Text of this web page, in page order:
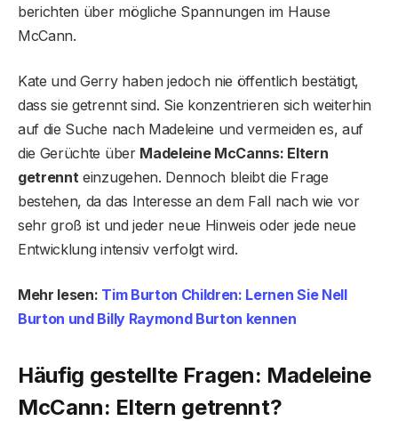
berichten über mögliche Spannungen im Hause
McCann.
Kate und Gerry haben jedoch nie öffentlich bestätigt,
dass sie getrennt sind. Sie konzentrieren sich weiterhin
auf die Suche nach Madeleine und vermeiden es, auf
die Gerüchte über Madeleine McCanns: Eltern
getrennt einzugehen. Dennoch bleibt die Frage
bestehen, da das Interesse an dem Fall nach wie vor
sehr groß ist und jeder neue Hinweis oder jede neue
Entwicklung intensiv verfolgt wird.
Mehr lesen: Tim Burton Children: Lernen Sie Nell
Burton und Billy Raymond Burton kennen
Häufig gestellte Fragen: Madeleine
McCann: Eltern getrennt?